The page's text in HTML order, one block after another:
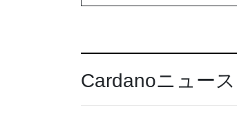
Cardanoニュース